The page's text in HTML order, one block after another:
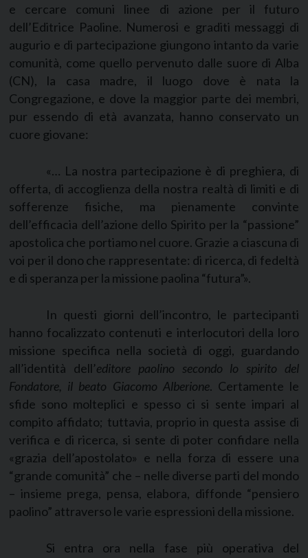
e cercare comuni linee di azione per il futuro
dell’Editrice Paoline. Numerosi e graditi messaggi di
augurio e di partecipazione giungono intanto da varie
comunità, come quello pervenuto dalle suore di Alba
(CN), la casa madre, il luogo dove è nata la
Congregazione, e dove la maggior parte dei membri,
pur essendo di età avanzata, hanno conservato un
cuore giovane:
«… La nostra partecipazione è di preghiera, di
offerta, di accoglienza della nostra realtà di limiti e di
sofferenze fisiche, ma pienamente convinte
dell’efficacia dell’azione dello Spirito per la “passione”
apostolica che portiamo nel cuore. Grazie a ciascuna di
voi per il dono che rappresentate: di ricerca, di fedeltà
e di speranza per la missione paolina “futura”».
In questi giorni dell’incontro, le partecipanti
hanno focalizzato contenuti e interlocutori della loro
missione specifica nella società di oggi, guardando
all’identità dell’editore paolino secondo lo spirito del
Fondatore, il beato Giacomo Alberione. Certamente le
sfide sono molteplici e spesso ci si sente impari al
compito affidato; tuttavia, proprio in questa assise di
verifica e di ricerca, si sente di poter confidare nella
«grazia dell’apostolato» e nella forza di essere una
“grande comunità” che – nelle diverse parti del mondo
– insieme prega, pensa, elabora, diffonde “pensiero
paolino” attraverso le varie espressioni della missione.
Si entra ora nella fase più operativa del